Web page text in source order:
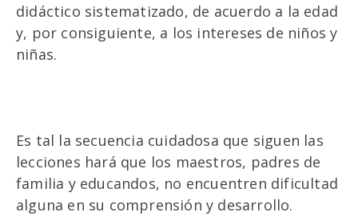
didáctico sistematizado, de acuerdo a la edad
y, por consiguiente, a los intereses de niños y
niñas.
Es tal la secuencia cuidadosa que siguen las
lecciones hará que los maestros, padres de
familia y educandos, no encuentren dificultad
alguna en su comprensión y desarrollo.